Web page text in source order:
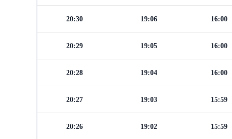
16:00
19:06
20:30
16:00
19:05
20:29
16:00
19:04
20:28
15:59
19:03
20:27
15:59
19:02
20:26